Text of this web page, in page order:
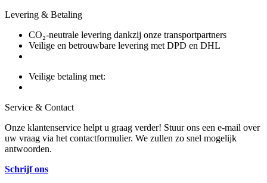
Levering & Betaling
CO₂-neutrale levering dankzij onze transportpartners
Veilige en betrouwbare levering met DPD en DHL
Veilige betaling met:
Service & Contact
Onze klantenservice helpt u graag verder! Stuur ons een e-mail over
uw vraag via het contactformulier. We zullen zo snel mogelijk
antwoorden.
Schrijf ons